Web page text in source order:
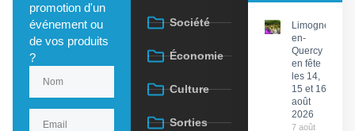
promotion d'un
événement ou
de vos produits
?
Société
Économie
Culture
Sorties
Limogne-
en-
Quercy
en fête
les 14,
15 et 16
août
2026
7 août